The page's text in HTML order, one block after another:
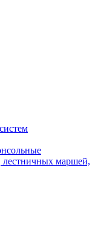
лестничных маршей,